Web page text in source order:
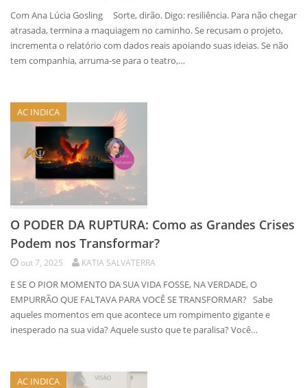
Com Ana Lúcia Gosling Sorte, dirão. Digo: resiliência. Para não chegar
atrasada, termina a maquiagem no caminho. Se recusam o projeto,
incrementa o relatório com dados reais apoiando suas ideias. Se não
tem companhia, arruma-se para o teatro,…
AC INDICA
O PODER DA RUPTURA: Como as Grandes Crises
Podem nos Transformar?
out 7, 2025 KATIA SALVATERRA
E SE O PIOR MOMENTO DA SUA VIDA FOSSE, NA VERDADE, O
EMPURRÃO QUE FALTAVA PARA VOCÊ SE TRANSFORMAR? Sabe
aqueles momentos em que acontece um rompimento gigante e
inesperado na sua vida? Aquele susto que te paralisa? Você…
AC INDICA